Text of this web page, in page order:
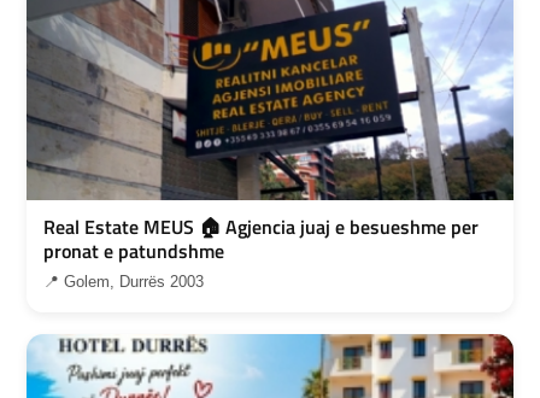
Real Estate MEUS 🏠 Agjencia juaj e besueshme per
pronat e patundshme
📍 Golem, Durrës 2003